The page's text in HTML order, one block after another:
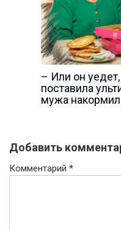
– Или он
поставила
мужа
Добавить
Комментарий *